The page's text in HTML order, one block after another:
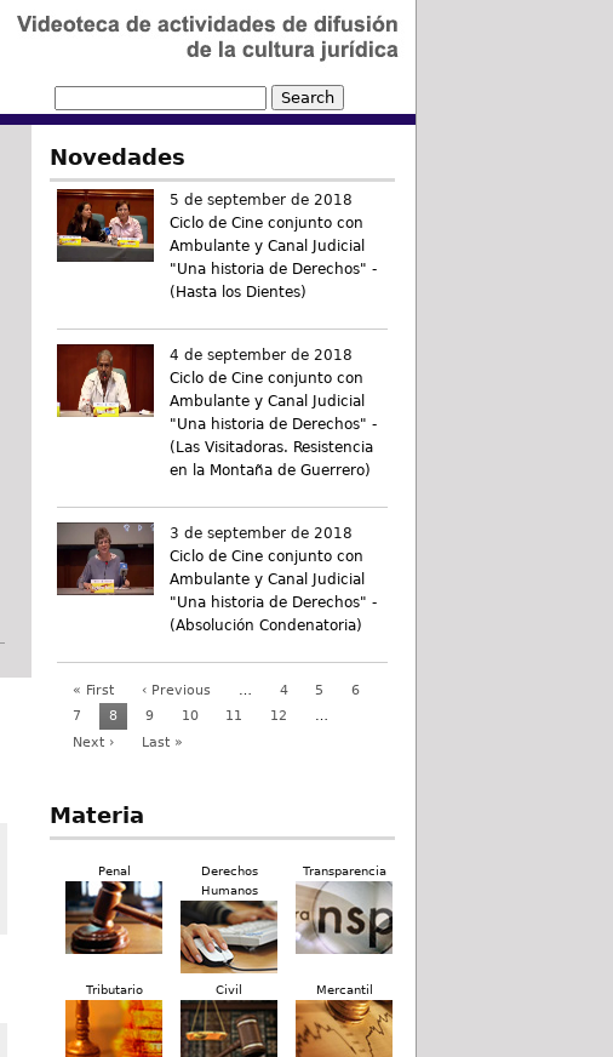
Novedades
5 de september de 2018
Ciclo de Cine conjunto con
Ambulante y Canal Judicial
"Una historia de Derechos" -
(Hasta los Dientes)
4 de september de 2018
Ciclo de Cine conjunto con
Ambulante y Canal Judicial
"Una historia de Derechos" -
(Las Visitadoras. Resistencia
en la Montaña de Guerrero)
3 de september de 2018
Ciclo de Cine conjunto con
Ambulante y Canal Judicial
"Una historia de Derechos" -
(Absolución Condenatoria)
« First ‹ Previous … 4 5
6
7
8 9 10 11 12
…
Next ›
Last »
Materia
Penal
Derechos
Humanos
Transparencia
Tributario Civil Mercantil